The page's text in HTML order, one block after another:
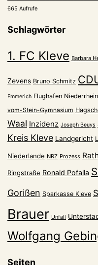
665 Aufrufe
Schlagwörter
1. FC Kleve Barbara
Zevens Bruno Schmitz
Emmerich Flughafen Niederrhein
vom-Stein-Gymnasium
Waal Inzidenz Joseph Beuys
Kreis Kleve Landgericht
Niederlande NRZ Prozess
Ringstraße Ronald Pofalla
Gorißen Sparkasse Kleve
Brauer Unfall
Wolfgang
Seiten